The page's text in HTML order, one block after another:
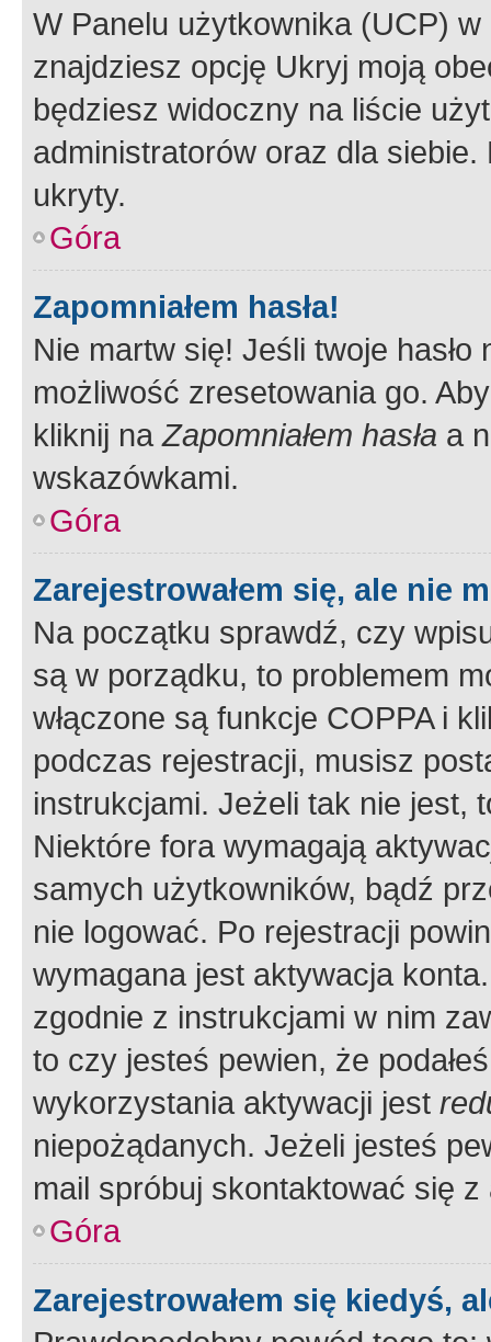
W Panelu użytkownika (UCP) w
znajdziesz opcję Ukryj moją
będziesz widoczny na liście
administratorów oraz dla
ukryty.
Góra
Zapomniałem hasła!
Nie martw się! Jeśli twoje
możliwość zresetowania go.
kliknij naZapomniałem hasła a
wskazówkami.
Góra
Zarejestrowałem się, ale nie
Na początku sprawdź, czy
są w porządku, to problemem
włączone są funkcje COPPA i
podczas rejestracji, musisz
instrukcjami. Jeżeli tak nie jest,
Niektóre fora wymagają
samych użytkowników, bądź
nie logować. Po rejestracji
wymagana jest aktywacja
zgodnie z instrukcjami w nim
to czy jesteś pewien, że
wykorzystania aktywacji jest
niepożądanych. Jeżeli jesteś
mail spróbuj skontaktować się
Góra
Zarejestrowałem się kiedyś,